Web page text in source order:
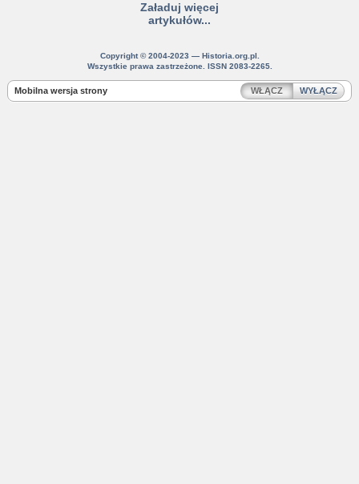
Załaduj więcej
artykułów...
Copyright © 2004-2023 — Historia.org.pl.
Wszystkie prawa zastrzeżone. ISSN 2083-2265.
Mobilna wersja strony WŁĄCZ WYŁĄCZ